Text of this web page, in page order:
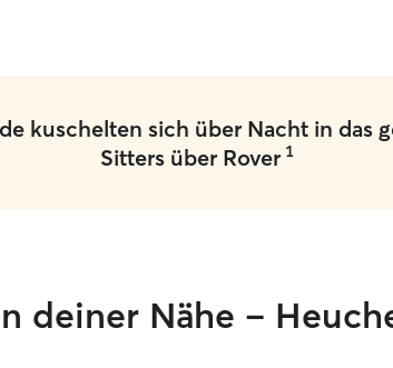
kuschelten sich über Nacht in das
Sitters über Rover 1
deiner Nähe –